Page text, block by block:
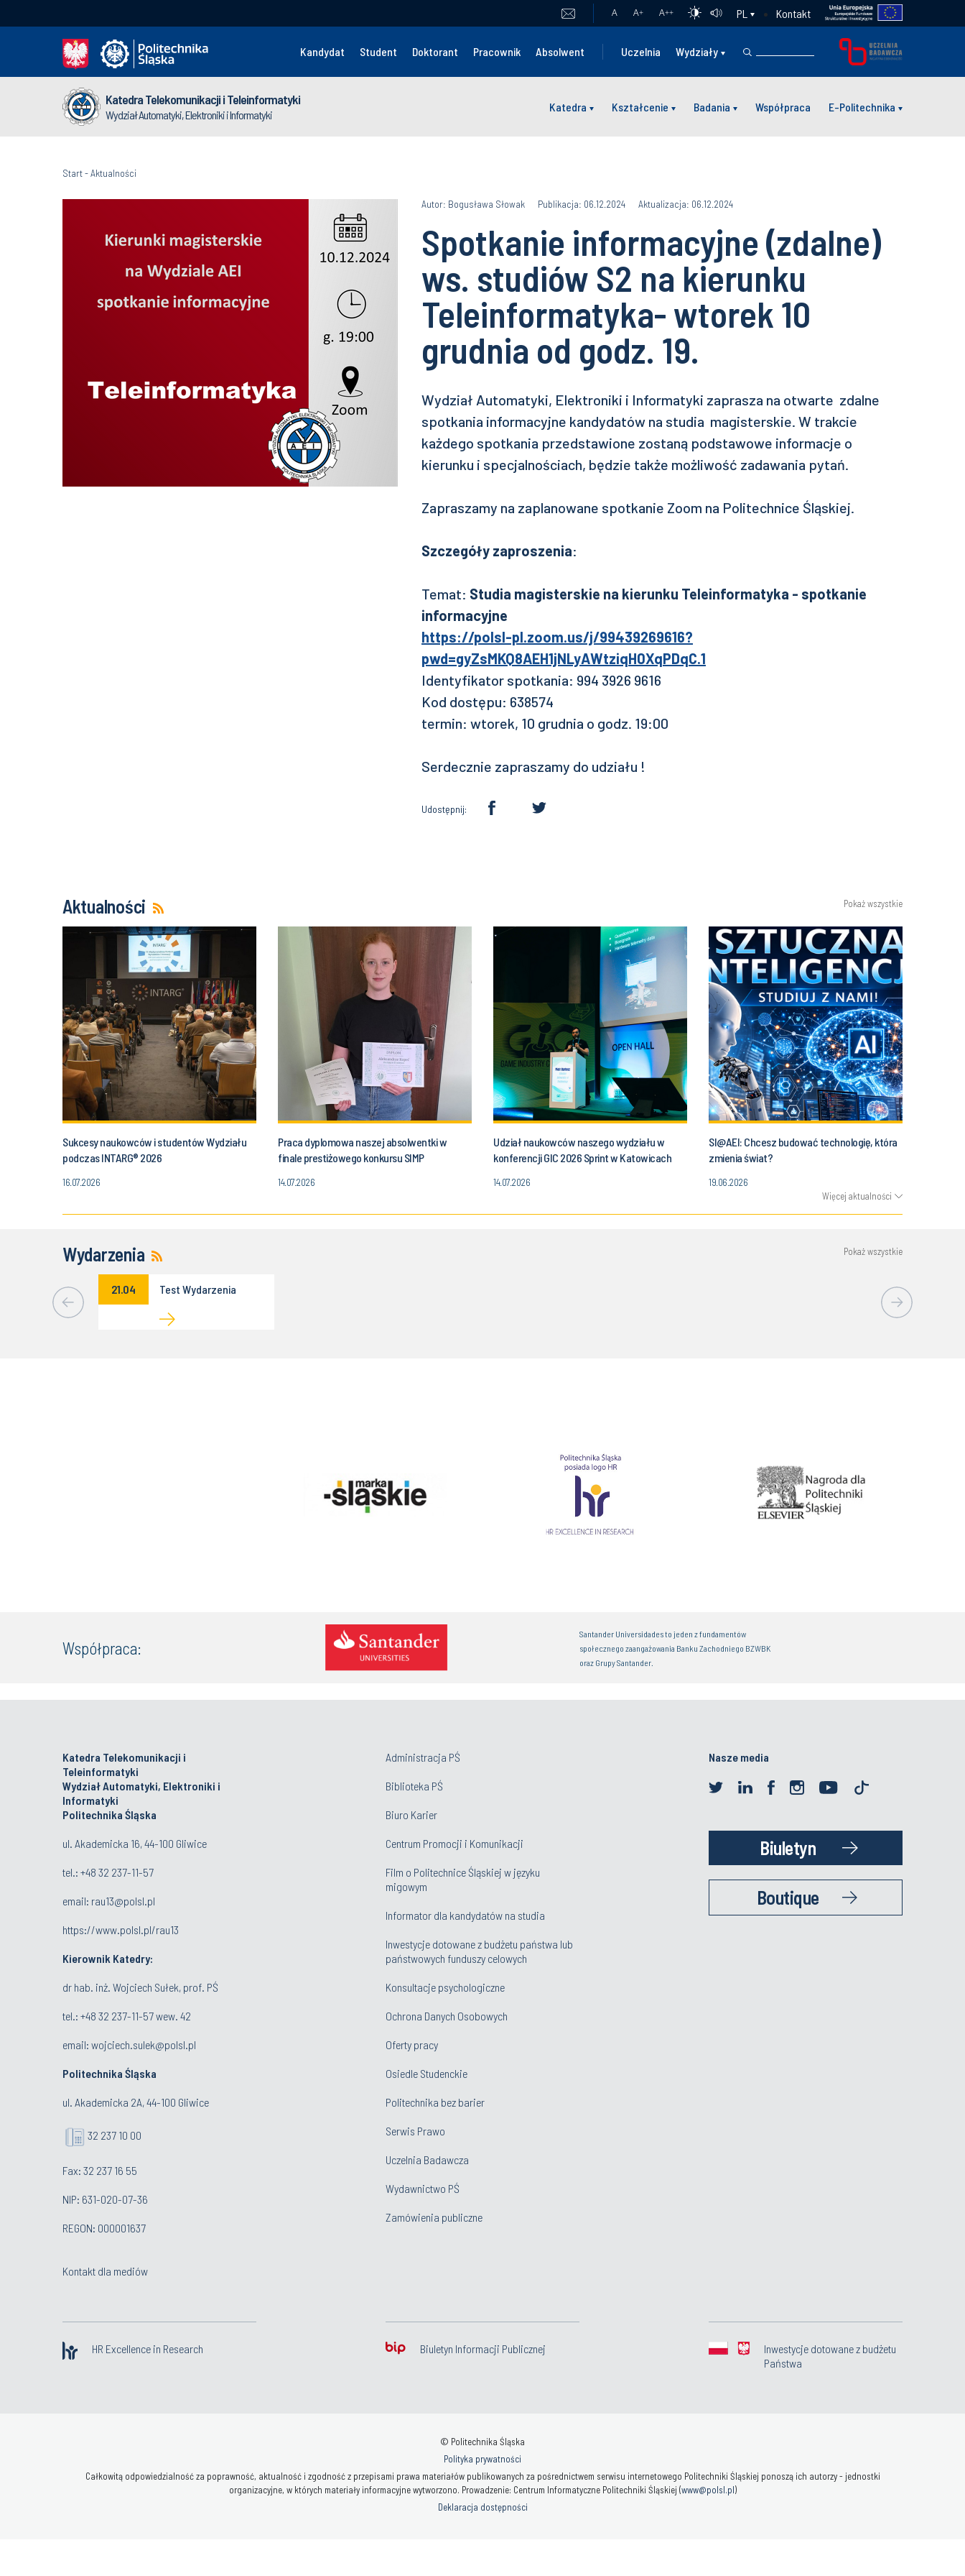
A A+ A++ PL Kontakt
Kandydat Student Doktorant Pracownik Absolwent Uczelnia Wydziały
Katedra Telekomunikacji i Teleinformatyki
Wydział Automatyki, Elektroniki i Informatyki
Katedra Kształcenie Badania Współpraca E-Politechnika
Start-Aktualności
Autor: Bogusława Słowak Publikacja: 06.12.2024 Aktualizacja: 06.12.2024
Spotkanie informacyjne (zdalne)
ws. studiów S2 na kierunku
Teleinformatyka- wtorek 10
grudnia od godz. 19.
Wydział Automatyki, Elektroniki i Informatyki zaprasza na otwarte zdalne
spotkania informacyjne kandydatów na studia magisterskie. W trakcie
każdego spotkania przedstawione zostaną podstawowe informacje o
kierunku i specjalnościach, będzie także możliwość zadawania pytań.
Zapraszamy na zaplanowane spotkanie Zoom na Politechnice Śląskiej.
Szczegóły zaproszenia:
Temat: Studia magisterskie na kierunku Teleinformatyka - spotkanie
informacyjne
https://polsl-pl.zoom.us/j/99439269616?
pwd=gyZsMKQ8AEH1jNLyAWtziqH0XqPDqC.1
Identyfikator spotkania: 994 3926 9616
Kod dostępu: 638574
termin: wtorek, 10 grudnia o godz. 19:00
Serdecznie zapraszamy do udziału !
Udostępnij:
Aktualności Pokaż wszystkie
Sukcesy naukowców i studentów Wydziału
podczas INTARG® 2026
16.07.2026
Praca dyplomowa naszej absolwentki w
finale prestiżowego konkursu SIMP
14.07.2026
Udział naukowców naszego wydziału w
konferencji GIC 2026 Sprint w Katowicach
14.07.2026
SI@AEI: Chcesz budować technologię, która
zmienia świat?
19.06.2026
Więcej aktualności
Wydarzenia Pokaż wszystkie
21.04 Test Wydarzenia
Współpraca:
Santander Universidades to jeden z fundamentów
społecznego zaangażowania Banku Zachodniego BZWBK
oraz Grupy Santander.
Katedra Telekomunikacji i
Teleinformatyki
Wydział Automatyki, Elektroniki i
Informatyki
Politechnika Śląska
ul. Akademicka 16, 44-100 Gliwice
tel.: +48 32 237-11-57
email: rau13@polsl.pl
https://www.polsl.pl/rau13
Kierownik Katedry:
dr hab. inż. Wojciech Sułek, prof. PŚ
tel.: +48 32 237-11-57 wew. 42
email: wojciech.sulek@polsl.pl
Politechnika Śląska
ul. Akademicka 2A, 44-100 Gliwice
32 237 10 00
Fax: 32 237 16 55
NIP: 631-020-07-36
REGON: 000001637
Kontakt dla mediów
Administracja PŚ
Biblioteka PŚ
Biuro Karier
Centrum Promocji i Komunikacji
Film o Politechnice Śląskiej w języku
migowym
Informator dla kandydatów na studia
Inwestycje dotowane z budżetu państwa lub
państwowych funduszy celowych
Konsultacje psychologiczne
Ochrona Danych Osobowych
Oferty pracy
Osiedle Studenckie
Politechnika bez barier
Serwis Prawo
Uczelnia Badawcza
Wydawnictwo PŚ
Zamówienia publiczne
Nasze media
Biuletyn
Boutique
HR Excellence in Research Biuletyn Informacji Publicznej
Inwestycje dotowane z budżetu
Państwa
© Politechnika Śląska
Polityka prywatności
Całkowitą odpowiedzialność za poprawność, aktualność i zgodność z przepisami prawa materiałów publikowanych za pośrednictwem serwisu internetowego Politechniki Śląskiej ponoszą ich autorzy - jednostki
organizacyjne, w których materiały informacyjne wytworzono. Prowadzenie: Centrum Informatyczne Politechniki Śląskiej (www@polsl.pl)
Deklaracja dostępności